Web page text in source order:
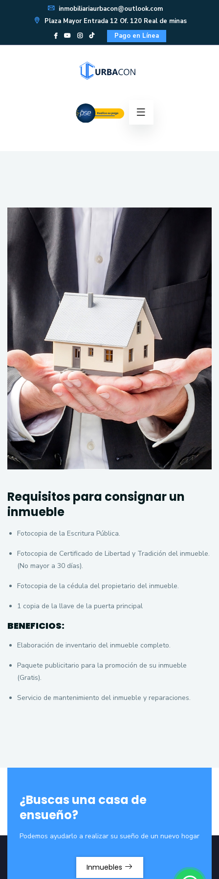
inmobiliariaurbacon@outlook.com
Plaza Mayor Entrada 12 Of. 120 Real de minas
Pago en Línea
Requisitos para consignar un
inmueble
Fotocopia de la Escritura Pública.
Fotocopia de Certificado de Libertad y Tradición del inmueble.
(No mayor a 30 días).
Fotocopia de la cédula del propietario del inmueble.
1 copia de la llave de la puerta principal
BENEFICIOS:
Elaboración de inventario del inmueble completo.
Paquete publicitario para la promoción de su inmueble
(Gratis).
Servicio de mantenimiento del inmueble y reparaciones.
¿Buscas una casa de
ensueño?
Podemos ayudarlo a realizar su sueño de un nuevo hogar
Inmuebles